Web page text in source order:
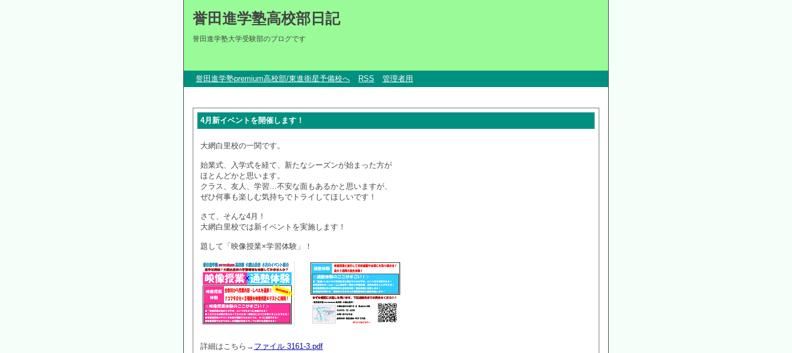
誉田進学塾高校部日記
誉田進学塾大学受験部のブログです
誉田進学塾premium高校部/東進衛星予備校へ RSS 管理者用
4月新イベントを開催します！
大網白里校の一関です。
始業式、入学式を経て、新たなシーズンが始まった方が
ほとんどかと思います。
クラス、友人、学習…不安な面もあるかと思いますが、
ぜひ何事も楽しむ気持ちでトライしてほしいです！
さて、そんな4月！
大網白里校では新イベントを実施します！
題して「映像授業×学習体験」！
詳細はこちら→ ファイル 3161-3.pdf